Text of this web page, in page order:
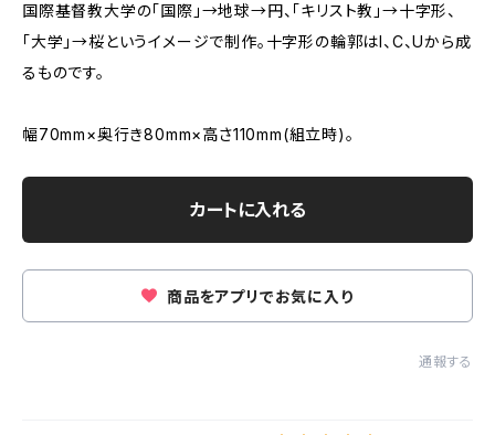
国際基督教大学の「国際」→地球→円、「キリスト教」→十字形、
「大学」→桜というイメージで制作。十字形の輪郭はI、C、Uから成
るものです。
幅70mm×奥行き80mm×高さ110mm(組立時)。
カートに入れる
商品をアプリでお気に入り
通報する